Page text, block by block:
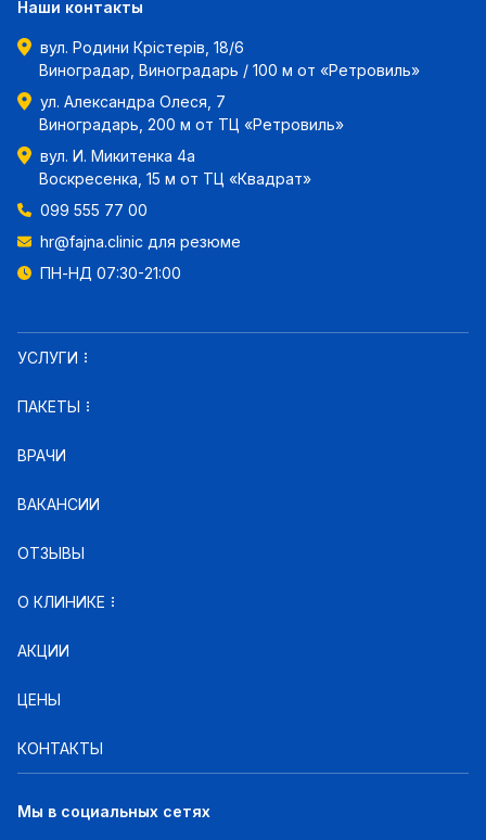
Наши контакты
вул. Родини Крістерів, 18/6
Виноградар, Виноградарь / 100 м от «Ретровиль»
ул. Александра Олеся, 7
Виноградарь, 200 м от ТЦ «Ретровиль»
вул. И. Микитенка 4а
Воскресенка, 15 м от ТЦ «Квадрат»
099 555 77 00
hr@fajna.clinic для резюме
ПН-НД 07:30-21:00
УСЛУГИ
ПАКЕТЫ
ВРАЧИ
ВАКАНСИИ
ОТЗЫВЫ
О КЛИНИКЕ
АКЦИИ
ЦЕНЫ
КОНТАКТЫ
Мы в социальных сетях